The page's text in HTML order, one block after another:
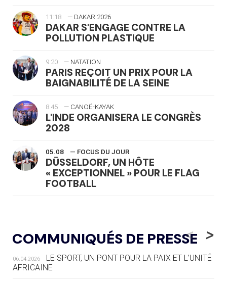
11:18 — DAKAR 2026
DAKAR S'ENGAGE CONTRE LA
POLLUTION PLASTIQUE
9:20 — NATATION
PARIS REÇOIT UN PRIX POUR LA
BAIGNABILITÉ DE LA SEINE
8:45 — CANOË-KAYAK
L'INDE ORGANISERA LE CONGRÈS
2028
05.08 — FOCUS DU JOUR
DÜSSELDORF, UN HÔTE
« EXCEPTIONNEL » POUR LE FLAG
FOOTBALL
LE RÊVE DE VOIR LA LUGE ALPINE
AUX JO « N'EST PAS FINI »
05.08 — TIR À L'ARC
DES MONDIAUX À BRISBANE SUR LA
COMMUNIQUÉS DE PRESSE
<
06.04.2026
LE SPORT, UN PONT POUR LA PAIX ET L’UNITÉ
AFRICAINE
>